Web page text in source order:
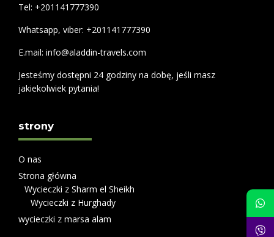
Tel: +201141777390
Whatsapp, viber: +201141777390
E.mail: info@aladdin-travels.com
Jesteśmy dostępni 24 godziny na dobę, jeśli masz
jakiekolwiek pytania!
strony
O nas
Strona główna
Wycieczki z Sharm el Sheikh
Wycieczki z Hurghady
wycieczki z marsa alam